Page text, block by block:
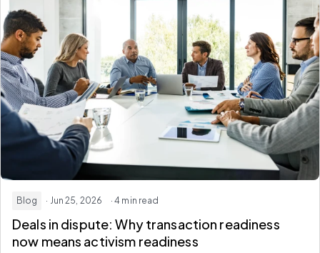
Blog · Jun 25, 2026 · 4 min read
Deals in dispute: Why transaction readiness
now means activism readiness